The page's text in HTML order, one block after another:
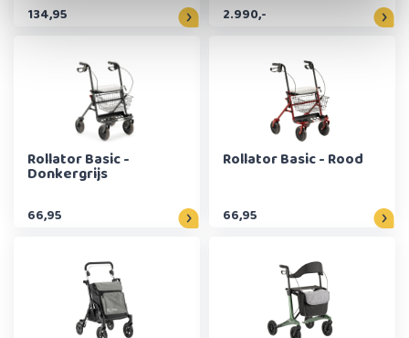
134,95 2.990,-
Rollator Basic -
Donkergrijs
66,95
Rollator Basic - Rood
66,95